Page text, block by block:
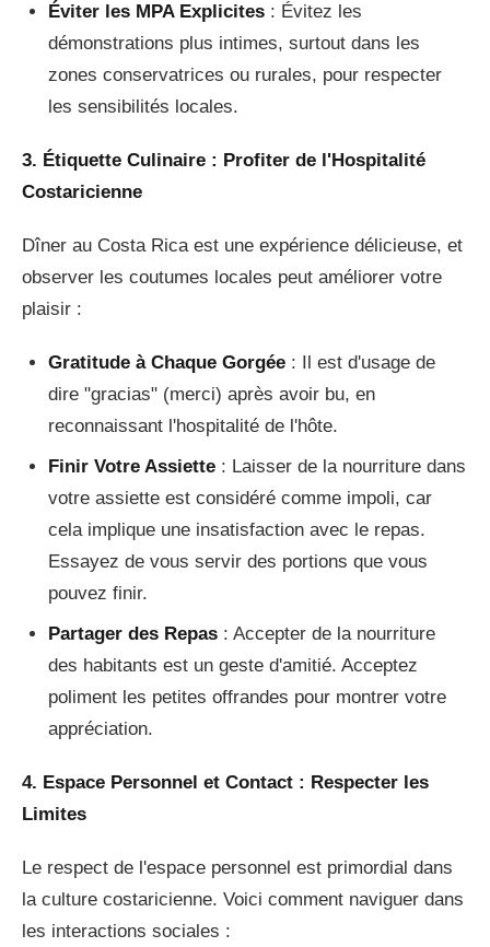
Éviter les MPA Explicites : Évitez les
démonstrations plus intimes, surtout dans les
zones conservatrices ou rurales, pour respecter
les sensibilités locales.
3. Étiquette Culinaire : Profiter de l'Hospitalité
Costaricienne
Dîner au Costa Rica est une expérience délicieuse, et
observer les coutumes locales peut améliorer votre
plaisir :
Gratitude à Chaque Gorgée : Il est d'usage de
dire "gracias" (merci) après avoir bu, en
reconnaissant l'hospitalité de l'hôte.
Finir Votre Assiette : Laisser de la nourriture dans
votre assiette est considéré comme impoli, car
cela implique une insatisfaction avec le repas.
Essayez de vous servir des portions que vous
pouvez finir.
Partager des Repas : Accepter de la nourriture
des habitants est un geste d'amitié. Acceptez
poliment les petites offrandes pour montrer votre
appréciation.
4. Espace Personnel et Contact : Respecter les
Limites
Le respect de l'espace personnel est primordial dans
la culture costaricienne. Voici comment naviguer dans
les interactions sociales :